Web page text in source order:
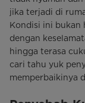
jika terjadi di
Kondisi ini bukan
dengan
hingga terasa
cari tahu yuk
memperbaikinya